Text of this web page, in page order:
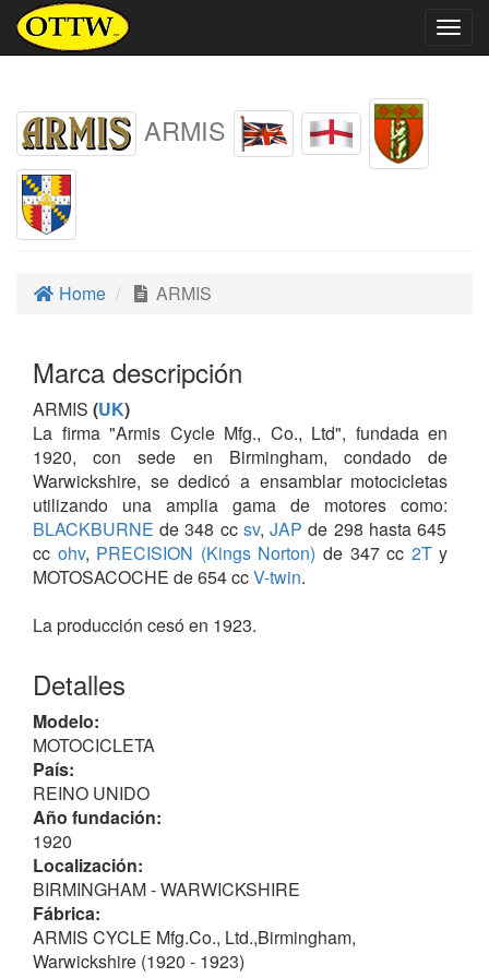
ARMIS
Home ARMIS
Marca descripción
ARMIS (UK)
La firma "Armis Cycle Mfg., Co., Ltd", fundada en
1920, con sede en Birmingham, condado de
Warwickshire, se dedicó a ensamblar motocicletas
utilizando una amplia gama de motores como:
BLACKBURNE de 348 cc sv, JAP de 298 hasta 645
cc ohv, PRECISION (Kings Norton) de 347 cc 2Ty
MOTOSACOCHE de 654 ccV-twin.
La producción cesó en 1923.
Detalles
Modelo:
MOTOCICLETA
País:
REINO UNIDO
Año fundación:
1920
Localización:
BIRMINGHAM - WARWICKSHIRE
Fábrica:
ARMIS CYCLE Mfg.Co., Ltd.,Birmingham,
Warwickshire (1920 - 1923)